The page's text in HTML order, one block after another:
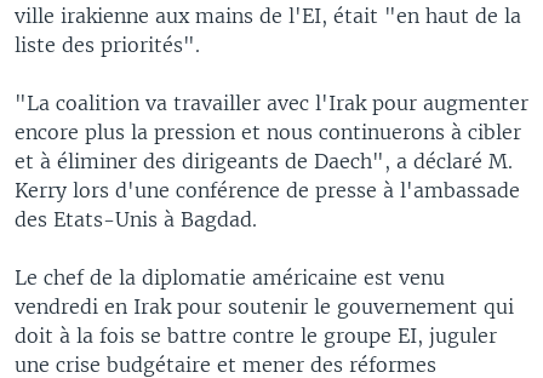
ville irakienne aux mains de l'EI, était "en haut de la
liste des priorités".
"La coalition va travailler avec l'Irak pour augmenter
encore plus la pression et nous continuerons à cibler
et à éliminer des dirigeants de Daech", a déclaré M.
Kerry lors d'une conférence de presse à l'ambassade
des Etats-Unis à Bagdad.
Le chef de la diplomatie américaine est venu
vendredi en Irak pour soutenir le gouvernement qui
doit à la fois se battre contre le groupe EI, juguler
une crise budgétaire et mener des réformes